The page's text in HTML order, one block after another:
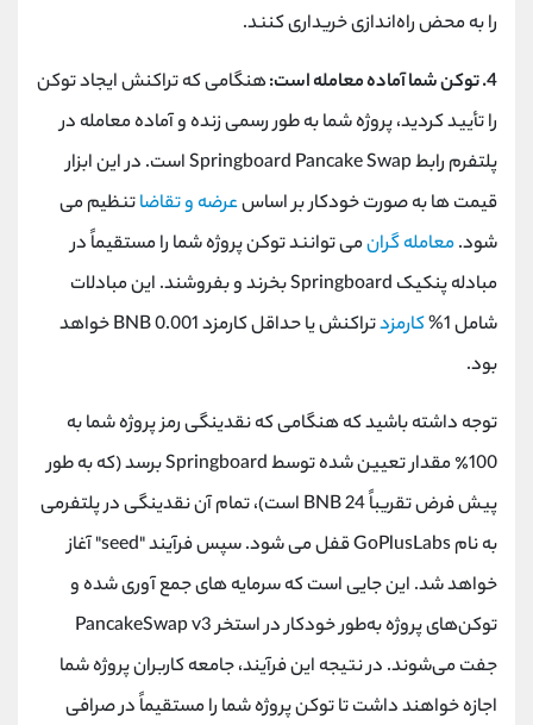
را به محض راه‌اندازی خریداری کنند.
4. توکن شما آماده معامله است:
هنگامی که تراکنش ایجاد توکن
را تأیید کردید، پروژه شما به طور رسمی زنده و آماده معامله در
پلتفرم رابط Springboard Pancake Swap است. در این ابزار
قیمت ها به صورت خودکار بر اساسعرضه و تقاضاتنظیم می
شود.معامله گرانمی توانند توکن پروژه شما را مستقیماً در
مبادله پنکیک Springboard بخرند و بفروشند. این مبادلات
شامل 1%
کارمزد
تراکنش یا حداقل کارمزد 0.001 BNB خواهد
بود.
توجه داشته باشید که هنگامی که نقدینگی رمز پروژه شما به
100٪ مقدار تعیین شده توسط Springboard برسد (که به طور
پیش فرض تقریباً 24 BNB است)، تمام آن نقدینگی در پلتفرمی
به نام GoPlusLabs قفل می شود. سپس فرآیند "seed" آغاز
خواهد شد. این جایی است که سرمایه‌ های جمع‌ آوری‌ شده و
توکن‌های پروژه به‌طور خودکار در استخر PancakeSwap v3
جفت می‌شوند. در نتیجه این فرآیند، جامعه کاربران پروژه شما
اجازه خواهند داشت تا توکن پروژه شما را مستقیماً در صرافی